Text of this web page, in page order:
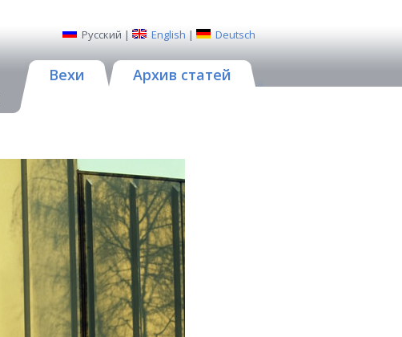
Русский | English | Deutsch
Вехи Архив статей